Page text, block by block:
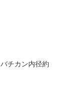
チカン内径約